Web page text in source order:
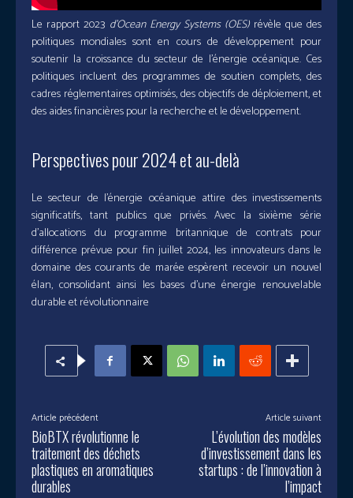
Le rapport 2023 d’Ocean Energy Systems (OES)révèle que des
politiques mondiales sont en cours de développement pour
soutenir la croissance du secteur de l’énergie océanique. Ces
politiques incluent des programmes de soutien complets, des
cadres réglementaires optimisés, des objectifs de déploiement, et
des aides financières pour la recherche et le développement.
Perspectives pour 2024 et au-delà
Le secteur de l’énergie océanique attire des investissements
significatifs, tant publics que privés. Avec la sixième série
d’allocations du programme britannique de contrats pour
différence prévue pour fin juillet 2024, les innovateurs dans le
domaine des courants de marée espèrent recevoir un nouvel
élan, consolidant ainsi les bases d’une énergie renouvelable
durable et révolutionnaire
Article précédent
BioBTX révolutionne le
traitement des déchets
plastiques en aromatiques
durables
Article suivant
L’évolution des modèles
d’investissement dans les
startups : de l’innovation à
l’impact